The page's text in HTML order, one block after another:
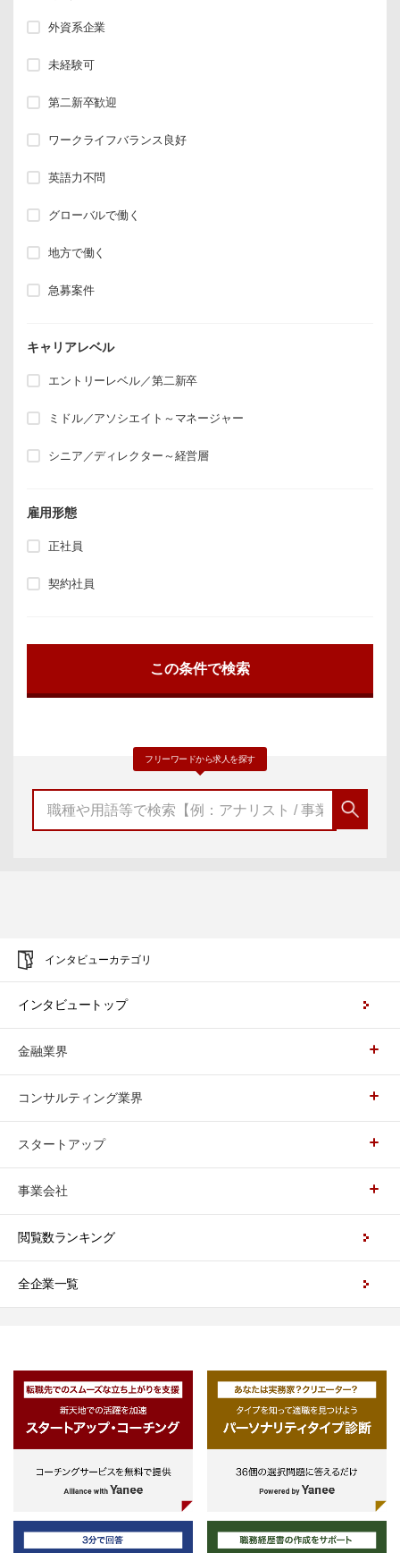
外資系企業
未経験可
第二新卒歓迎
ワークライフバランス良好
英語力不問
グローバルで働く
地方で働く
急募案件
キャリアレベル
エントリーレベル／第二新卒
ミドル／アソシエイト～マネージャー
シニア／ディレクター～経営層
雇用形態
正社員
契約社員
フリーワードから求人を探す
インタビューカテゴリ
インタビュートップ
金融業界
コンサルティング業界
スタートアップ
事業会社
閲覧数ランキング
全企業一覧